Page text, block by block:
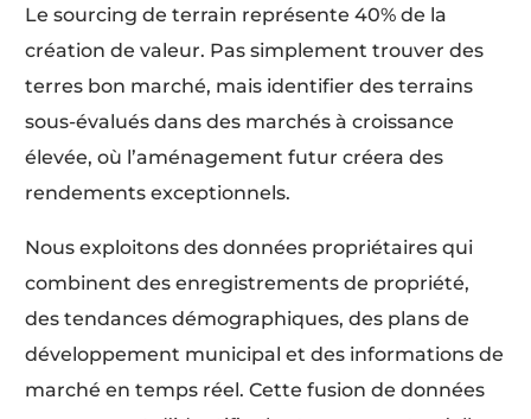
Le sourcing de terrain représente 40% de la
création de valeur. Pas simplement trouver des
terres bon marché, mais identifier des terrains
sous-évalués dans des marchés à croissance
élevée, où l’aménagement futur créera des
rendements exceptionnels.
Nous exploitons des données propriétaires qui
combinent des enregistrements de propriété,
des tendances démographiques, des plans de
développement municipal et des informations de
marché en temps réel. Cette fusion de données